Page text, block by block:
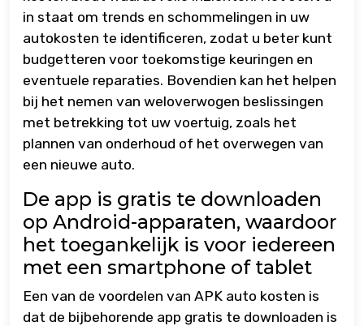
in staat om trends en schommelingen in uw
autokosten te identificeren, zodat u beter kunt
budgetteren voor toekomstige keuringen en
eventuele reparaties. Bovendien kan het helpen
bij het nemen van weloverwogen beslissingen
met betrekking tot uw voertuig, zoals het
plannen van onderhoud of het overwegen van
een nieuwe auto.
De app is gratis te downloaden
op Android-apparaten, waardoor
het toegankelijk is voor iedereen
met een smartphone of tablet
Een van de voordelen van APK auto kosten is
dat de bijbehorende app gratis te downloaden is